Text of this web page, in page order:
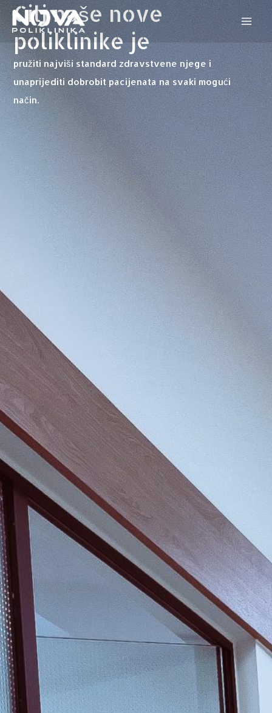
Skip
to
content
Cilj naše nove
poliklinike je
pružiti najviši standard zdravstvene njege i
unaprijediti dobrobit pacijenata na svaki mogući
način.